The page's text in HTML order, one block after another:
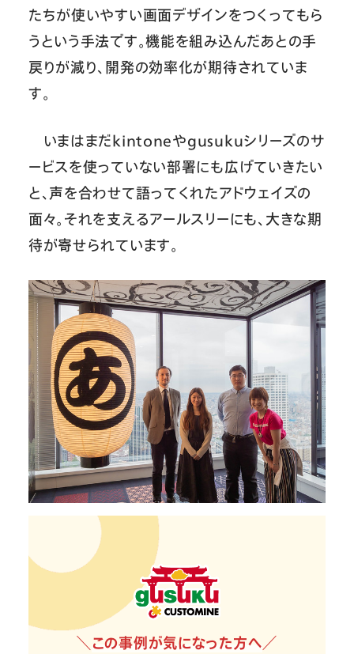
たちが使いやすい画面デザインをつくってもら
うという手法です。機能を組み込んだあとの手
戻りが減り、開発の効率化が期待されていま
す。
いまはまだkintoneやgusukuシリーズのサ
ービスを使っていない部署にも広げていきたい
と、声を合わせて語ってくれたアドウェイズの
面々。それを支えるアールスリーにも、大きな期
待が寄せられています。
＼ この事例が気になった方へ／